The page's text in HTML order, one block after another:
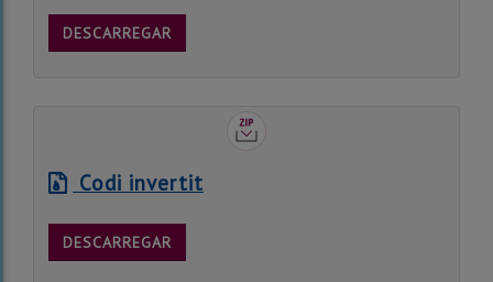
DESCARREGAR
Codi invertit
DESCARREGAR